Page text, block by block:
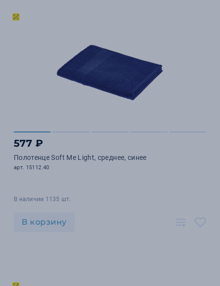
577 ₽
Полотенце Soft Me Light, среднее, синее
арт. 15112.40
В наличии 1135 шт.
В корзину